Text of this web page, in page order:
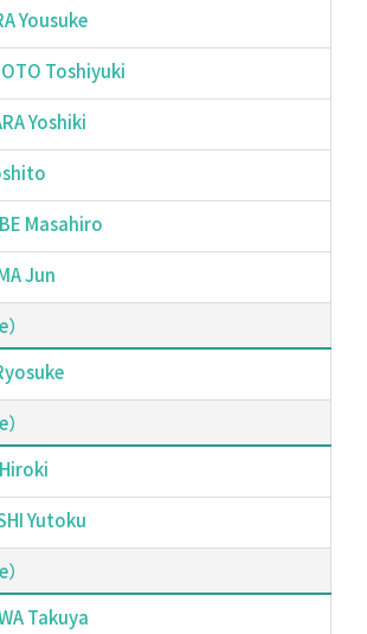
Yousuke
Toshiyuki
Yoshiki
Masahiro
Jun
Yutoku
Takuya